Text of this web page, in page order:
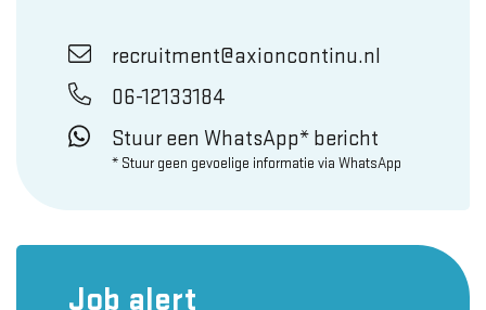
recruitment@axioncontinu.nl
06-12133184
Stuur een WhatsApp* bericht
* Stuur geen gevoelige informatie via WhatsApp
Job alert